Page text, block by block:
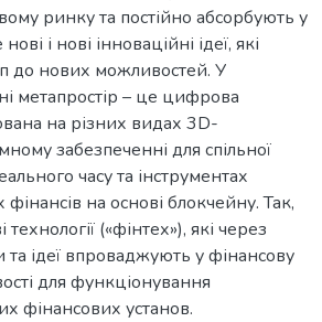
ринку та постійно абсорбують у
і нові інноваційні ідеї, які
до нових можливостей. У
метапростір – це цифрова
на різних видах 3D-
забезпеченні для спільної
часу та інструментах
на основі блокчейну. Так,
технології («фінтех»), які через
та ідеї впроваджують у фінансову
для функціонування
фінансових установ.